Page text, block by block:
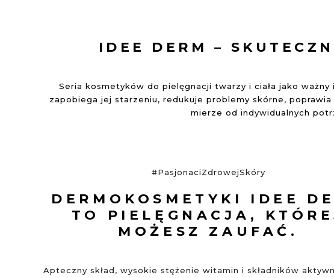
IDEE DERM –
Seria kosmetyków do pielęgnacji twarzy i ciała jako
zapobiega jej starzeniu, redukuje problemy skórne,
mierze od indywidualnych
#PasjonaciZdrowejSkóry
DERMOKOSMETYKI IDEE
TO PIELĘGNACJA,
MOŻESZ ZAUFAĆ.
Apteczny skład, wysokie stężenie witamin i składników